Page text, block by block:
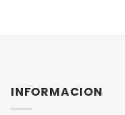
INFORMACION